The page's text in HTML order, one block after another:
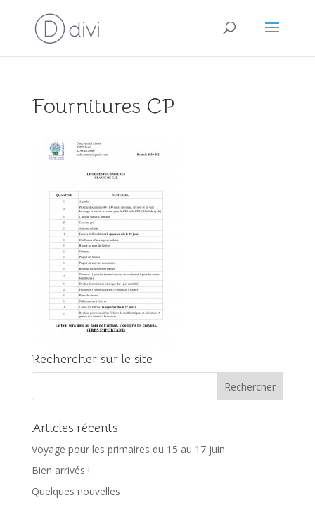
Fournitures CP
Rechercher sur le site
Articles récents
Voyage pour les primaires du 15 au 17 juin
Bien arrivés !
Quelques nouvelles